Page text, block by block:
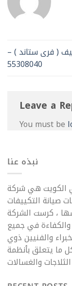
( فرى ستاند ) –
55308040
Leave a
You must be
نبذه عنا
الكويت هي شركة
صيانة التكييفات
، كرست الشركة
في جميع
والفنيين ذوي
ما يتعلق بأنظمة
والغسالات